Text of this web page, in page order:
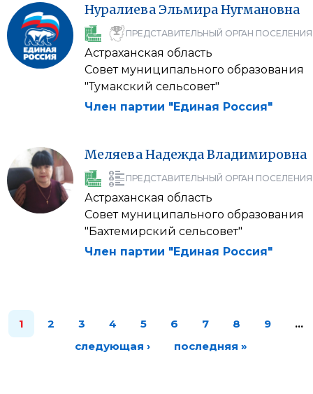
Нуралиева ЭльмираНугмановна
ПРЕДСТАВИТЕЛЬНЫЙ ОРГАН ПОСЕЛЕНИЯ
Астраханская область
Совет муниципального образования
"Тумакский сельсовет"
Член партии "Единая Россия"
МеляеваНадеждаВладимировна
ПРЕДСТАВИТЕЛЬНЫЙ ОРГАН ПОСЕЛЕНИЯ
Астраханская область
Совет муниципального образования
"Бахтемирский сельсовет"
Член партии "Единая Россия"
1 2 3 4 5 6 7 8 9
…
следующая ›
последняя »